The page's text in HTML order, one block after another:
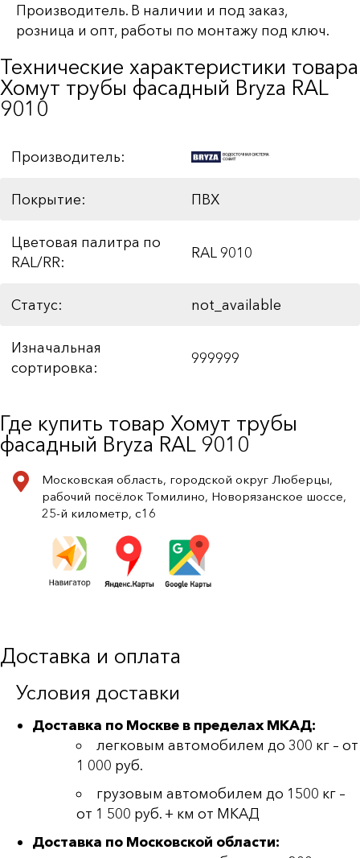
Производитель. В наличии и под заказ,
розница и опт, работы по монтажу под ключ.
Технические характеристики товара
Хомут трубы фасадный Bryza RAL
9010
Производитель:
Покрытие: ПВХ
Цветовая палитра по
RAL/RR:
RAL 9010
Статус: not_available
Изначальная
сортировка:
999999
Где купить товар Хомут трубы
фасадный Bryza RAL 9010
Московская область, городской округ Люберцы,
рабочий посёлок Томилино, Новорязанское шоссе,
25-й километр, с16
Доставка и оплата
Условия доставки
Доставка по Москве в пределах МКАД:
легковым автомобилем до 300 кг – от
1 000 руб.
грузовым автомобилем до 1500 кг –
от 1 500 руб. + км от МКАД
Доставка по Московской области: